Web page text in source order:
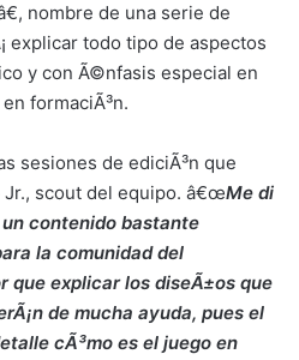
nombre de una serie de
explicar todo tipo de aspectos
y con Ã©nfasis especial en
formaciÃ³n.
sesiones de ediciÃ³n que
Jr., scout del equipo. â€œMe di
contenido bastante
la comunidad del
que explicar los diseÃ±os que
de mucha ayuda, pues el
cÃ³mo es el juego en